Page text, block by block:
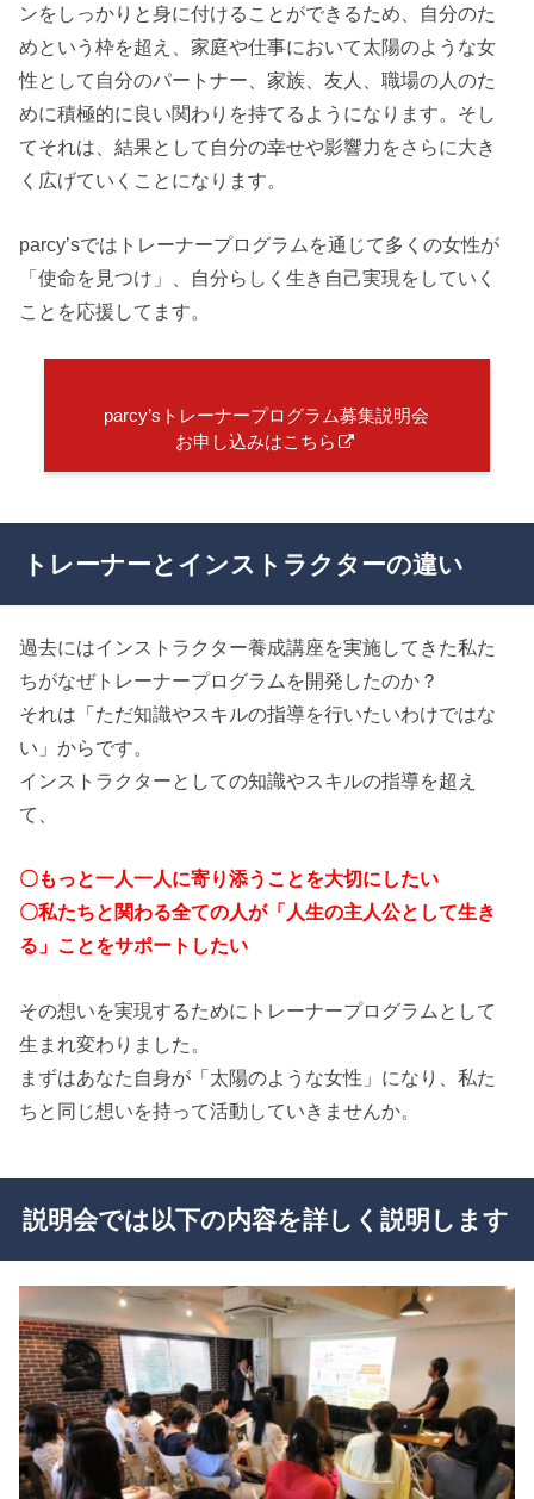
ンをしっかりと身に付けることができるため、自分のた
めという枠を超え、家庭や仕事において太陽のような女
性として自分のパートナー、家族、友人、職場の人のた
めに積極的に良い関わりを持てるようになります。そし
てそれは、結果として自分の幸せや影響力をさらに大き
く広げていくことになります。
parcy’sではトレーナープログラムを通じて多くの女性が
「使命を見つけ」、自分らしく生き自己実現をしていく
ことを応援してます。
parcy’sトレーナープログラム募集説明会
お申し込みはこちら
トレーナーとインストラクターの違い
過去にはインストラクター養成講座を実施してきた私た
ちがなぜトレーナープログラムを開発したのか？
それは「ただ知識やスキルの指導を行いたいわけではな
い」からです。
インストラクターとしての知識やスキルの指導を超え
て、
〇もっと一人一人に寄り添うことを大切にしたい
〇私たちと関わる全ての人が「人生の主人公として生き
る」ことをサポートしたい
その想いを実現するためにトレーナープログラムとして
生まれ変わりました。
まずはあなた自身が「太陽のような女性」になり、私た
ちと同じ想いを持って活動していきませんか。
説明会では以下の内容を詳しく説明します